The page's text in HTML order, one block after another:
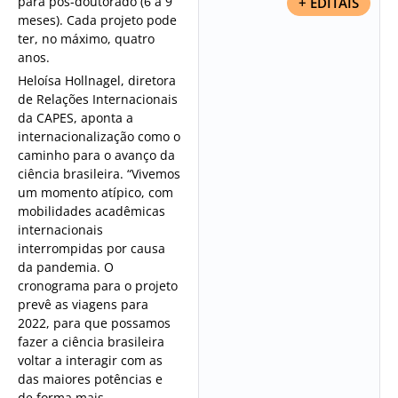
meses). Cada projeto pode
ter, no máximo, quatro
anos.
Heloísa Hollnagel, diretora
de Relações Internacionais
da CAPES, aponta a
internacionalização como o
caminho para o avanço da
ciência brasileira. “Vivemos
um momento atípico, com
mobilidades acadêmicas
internacionais
interrompidas por causa
da pandemia. O
cronograma para o projeto
prevê as viagens para
2022, para que possamos
fazer a ciência brasileira
voltar a interagir com as
das maiores potências e